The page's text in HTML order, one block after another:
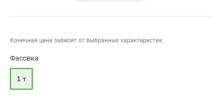
Конечная цена зависит от выбранных характеристик:
Фасовка
1 т